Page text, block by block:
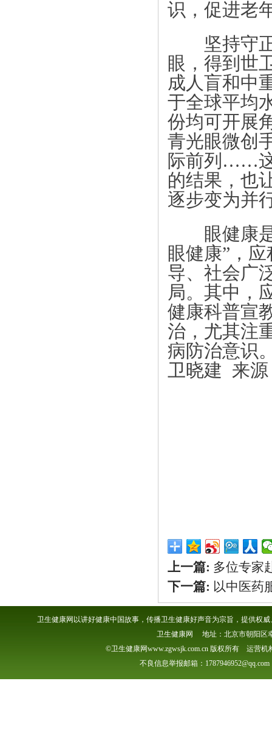
识，促进老
坚持守正
眼，得到世
成人盲和中
于全球平均
份均可开展
青光眼微创
际前列……这
的结果，也
逐步变为并
眼健康是
眼健康”，
导、社会广
局。其中，
健康科普宣
治，尤其注
病防治意识
卫晓建 来
上一篇: 多位专家
下一篇: 以中医药
卫生健康网以讲好健康中国故事，传播卫生健康好声音为宗旨，提供权
卫生健康网 地址：北京市朝阳区
©卫生健康网www.zgwsjk.com.cn 版权所有 运营
不良信息举报邮箱：